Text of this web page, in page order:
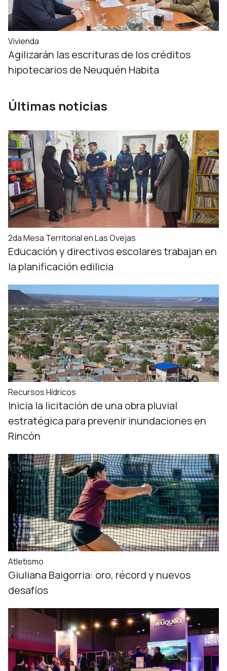
Vivienda
Agilizarán las escrituras de los créditos
hipotecarios de Neuquén Habita
Últimas noticias
2da Mesa Territorial en Las Ovejas
Educación y directivos escolares trabajan en
la planificación edilicia
Recursos Hídricos
Inicia la licitación de una obra pluvial
estratégica para prevenir inundaciones en
Rincón
Atletismo
Giuliana Baigorria: oro, récord y nuevos
desafíos